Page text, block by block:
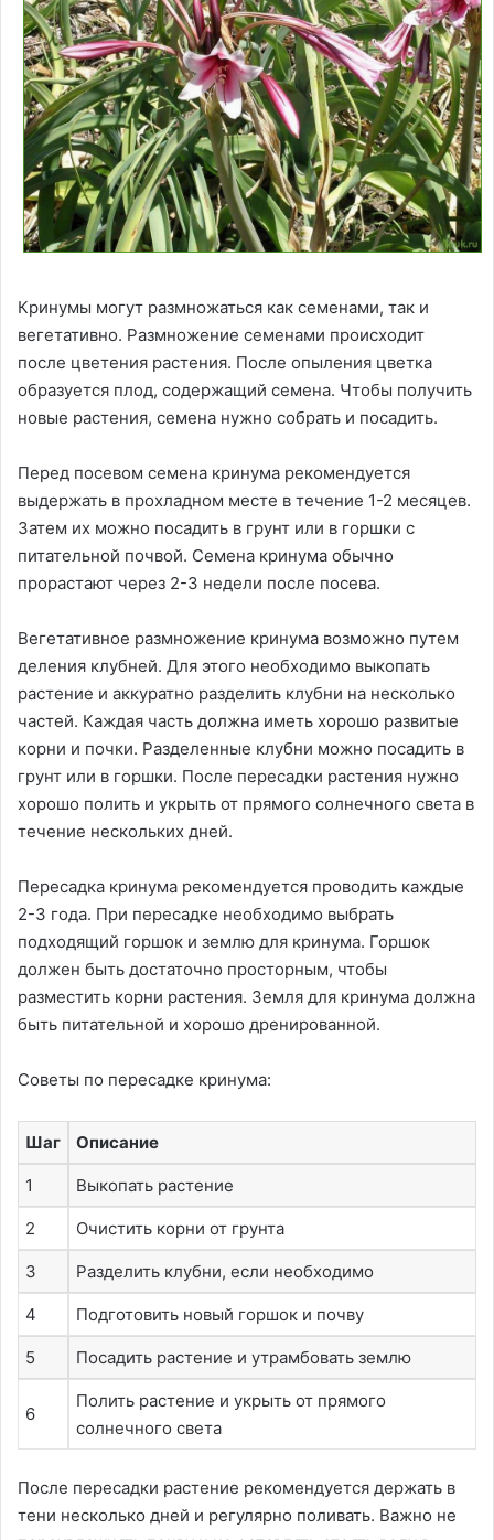
Кринумы могут размножаться как семенами, так и
вегетативно. Размножение семенами происходит
после цветения растения. После опыления цветка
образуется плод, содержащий семена. Чтобы получить
новые растения, семена нужно собрать и посадить.
Перед посевом семена кринума рекомендуется
выдержать в прохладном месте в течение 1-2 месяцев.
Затем их можно посадить в грунт или в горшки с
питательной почвой. Семена кринума обычно
прорастают через 2-3 недели после посева.
Вегетативное размножение кринума возможно путем
деления клубней. Для этого необходимо выкопать
растение и аккуратно разделить клубни на несколько
частей. Каждая часть должна иметь хорошо развитые
корни и почки. Разделенные клубни можно посадить в
грунт или в горшки. После пересадки растения нужно
хорошо полить и укрыть от прямого солнечного света в
течение нескольких дней.
Пересадка кринума рекомендуется проводить каждые
2-3 года. При пересадке необходимо выбрать
подходящий горшок и землю для кринума. Горшок
должен быть достаточно просторным, чтобы
разместить корни растения. Земля для кринума должна
быть питательной и хорошо дренированной.
Советы по пересадке кринума:
Шаг Описание
1 Выкопать растение
2 Очистить корни от грунта
3 Разделить клубни, если необходимо
4 Подготовить новый горшок и почву
5 Посадить растение и утрамбовать землю
6
Полить растение и укрыть от прямого
солнечного света
После пересадки растение рекомендуется держать в
тени несколько дней и регулярно поливать. Важно не